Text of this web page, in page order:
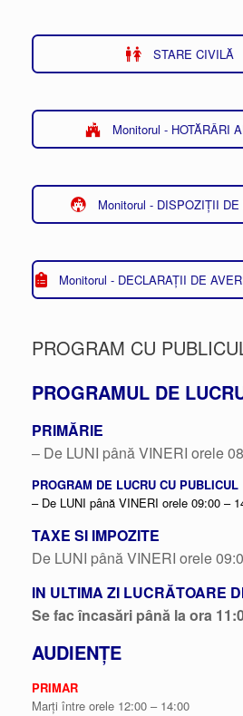
STARE CIVILĂ
Monitorul - HOTĂRÂRI
Monitorul - DISPOZIȚII
Monitorul - DECLARAȚII DE
PROGRAM CU
PROGRAMUL DE
PRIMĂRIE
– De LUNI până VINERI orele
PROGRAM DE LUCRU CU PUBLICUL
– De LUNI până VINERI orele 09:00 –
TAXE SI IMPOZITE
De LUNI până VINERI orele
IN ULTIMA ZI LUCRĂTOARE
Se fac încasări până la ora
AUDIENȚE
PRIMAR
Marți între orele 12:00 – 14:00